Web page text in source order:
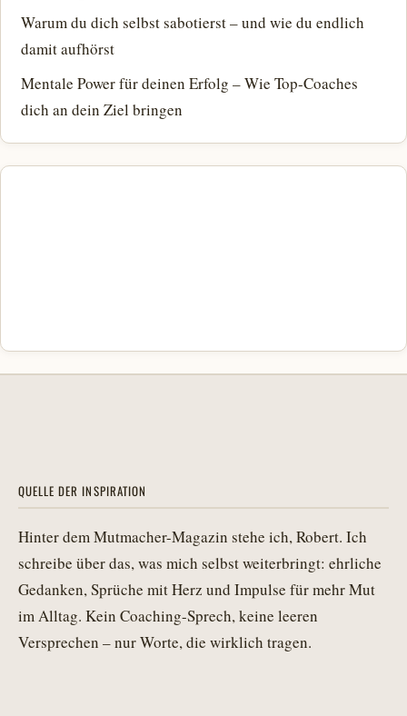
Warum du dich selbst sabotierst – und wie du endlich
damit aufhörst
Mentale Power für deinen Erfolg – Wie Top-Coaches
dich an dein Ziel bringen
QUELLE DER INSPIRATION
Hinter dem Mutmacher-Magazin stehe ich, Robert. Ich
schreibe über das, was mich selbst weiterbringt: ehrliche
Gedanken, Sprüche mit Herz und Impulse für mehr Mut
im Alltag. Kein Coaching-Sprech, keine leeren
Versprechen – nur Worte, die wirklich tragen.